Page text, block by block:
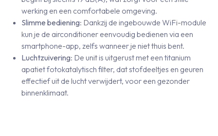
werking en een comfortabele omgeving.
Slimme bediening: Dankzij de ingebouwde WiFi-module
kun je de airconditioner eenvoudig bedienen via een
smartphone-app, zelfs wanneer je niet thuis bent.
Luchtzuivering: De unit is uitgerust met een titanium
apatiet fotokatalytisch filter, dat stofdeeltjes en geuren
effectief uit de lucht verwijdert, voor een gezonder
binnenklimaat.